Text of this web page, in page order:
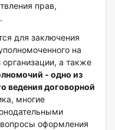
прав,
для заключения
на
а также
- одно из
ведения договорной
многие
оформления